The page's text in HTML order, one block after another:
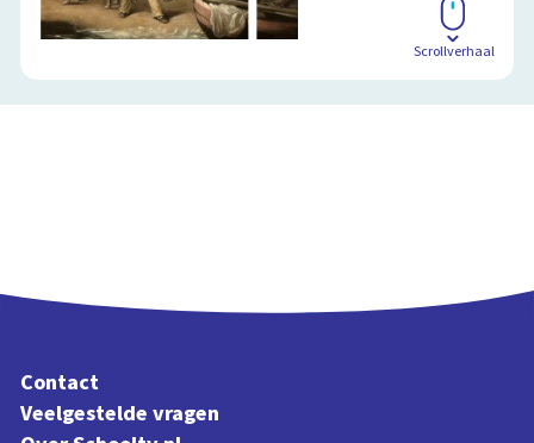
Scrollverhaal
Contact
Veelgestelde vragen